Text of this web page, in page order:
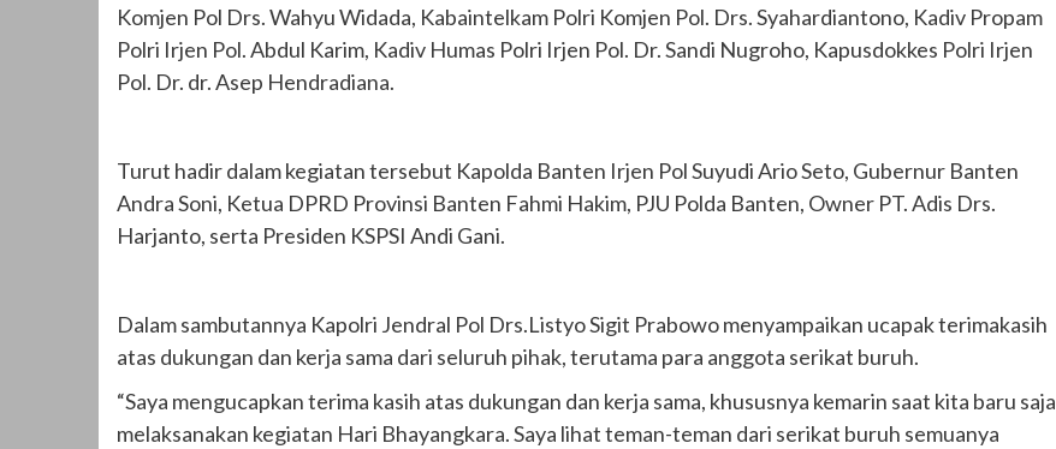
Komjen Pol Drs. Wahyu Widada, Kabaintelkam Polri Komjen Pol. Drs. Syahardiantono, Kadiv Propam
Polri Irjen Pol. Abdul Karim, Kadiv Humas Polri Irjen Pol. Dr. Sandi Nugroho, Kapusdokkes Polri Irjen
Pol. Dr. dr. Asep Hendradiana.
Turut hadir dalam kegiatan tersebut Kapolda Banten Irjen Pol Suyudi Ario Seto, Gubernur Banten
Andra Soni, Ketua DPRD Provinsi Banten Fahmi Hakim, PJU Polda Banten, Owner PT. Adis Drs.
Harjanto, serta Presiden KSPSI Andi Gani.
Dalam sambutannya Kapolri Jendral Pol Drs.Listyo Sigit Prabowo menyampaikan ucapak terimakasih
atas dukungan dan kerja sama dari seluruh pihak, terutama para anggota serikat buruh.
“Saya mengucapkan terima kasih atas dukungan dan kerja sama, khususnya kemarin saat kita baru saja
melaksanakan kegiatan Hari Bhayangkara. Saya lihat teman-teman dari serikat buruh semuanya